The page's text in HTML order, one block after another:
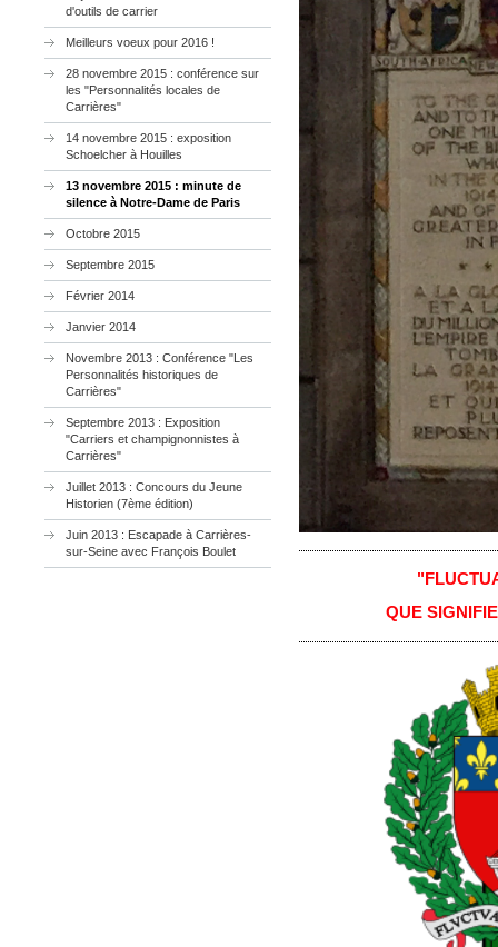
d'outils de carrier
Meilleurs voeux pour 2016 !
28 novembre 2015 : conférence sur
les "Personnalités locales de
Carrières"
14 novembre 2015 : exposition
Schoelcher à Houilles
13 novembre 2015 : minute de
silence à Notre-Dame de Paris
Octobre 2015
Septembre 2015
Février 2014
Janvier 2014
Novembre 2013 : Conférence "Les
Personnalités historiques de
Carrières"
Septembre 2013 : Exposition
"Carriers et champignonnistes à
Carrières"
Juillet 2013 : Concours du Jeune
Historien (7ème édition)
Juin 2013 : Escapade à Carrières-
sur-Seine avec François Boulet
QUE